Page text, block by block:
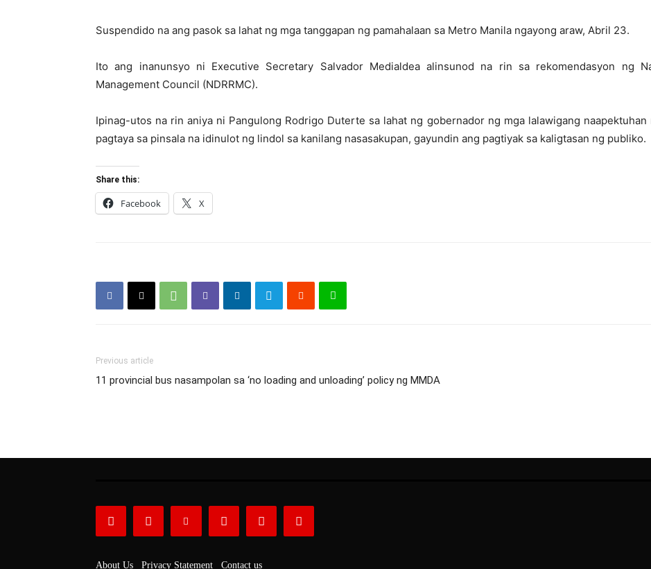
Suspendido na ang pasok sa lahat ng mga tanggapan ng pamahalaan sa Metro Manila ngayong araw, Abril 23.
Ito ang inanunsyo ni Executive Secretary Salvador Medialdea alinsunod na rin sa rekomendasyon ng
Management Council (NDRRMC).
Ipinag-utos na rin aniya ni Pangulong Rodrigo Duterte sa lahat ng gobernador ng mga lalawigang
pagtaya sa pinsala na idinulot ng lindol sa kanilang nasasakupan, gayundin ang pagtiyak sa kaligtasan ng publiko.
Share this:
Facebook X
Previous article
11 provincial bus nasampolan sa ‘no loading and unloading’ policy ng MMDA
About Us Privacy Statement Contact us